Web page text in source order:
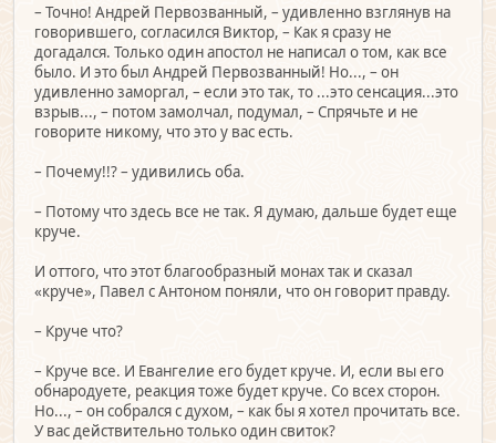
– Точно! Андрей Первозванный, – удивленно взглянув на
говорившего, согласился Виктор, – Как я сразу не
догадался. Только один апостол не написал о том, как все
было. И это был Андрей Первозванный! Но..., – он
удивленно заморгал, – если это так, то ...это сенсация...это
взрыв..., – потом замолчал, подумал, – Спрячьте и не
говорите никому, что это у вас есть.
– Почему!!? – удивились оба.
– Потому что здесь все не так. Я думаю, дальше будет еще
круче.
И оттого, что этот благообразный монах так и сказал
«круче», Павел с Антоном поняли, что он говорит правду.
– Круче что?
– Круче все. И Евангелие его будет круче. И, если вы его
обнародуете, реакция тоже будет круче. Со всех сторон.
Но..., – он собрался с духом, – как бы я хотел прочитать все.
У вас действительно только один свиток?